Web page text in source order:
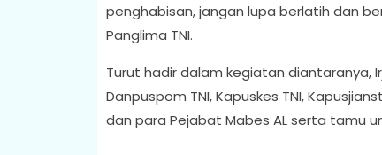
penghabisan, jangan lupa berlatih dan
Panglima TNI.
Turut hadir dalam kegiatan diantaranya,
Danpuspom TNI, Kapuskes TNI,
dan para Pejabat Mabes AL serta tamu